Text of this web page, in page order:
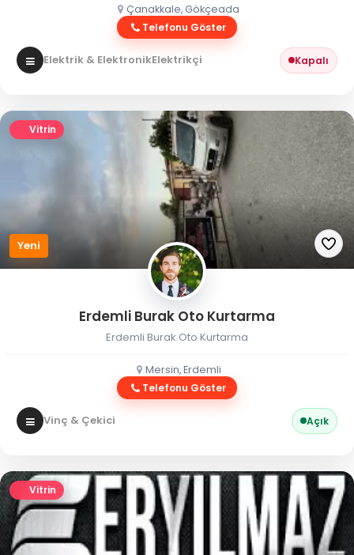
Çanakkale, Gökçeada
Telefonu Göster
Elektrik & ElektronikElektrikçi Kapalı
Vitrin
Yeni
Erdemli Burak Oto Kurtarma
Erdemli Burak Oto Kurtarma
Mersin, Erdemli
Telefonu Göster
Vinç & Çekici Açık
Vitrin